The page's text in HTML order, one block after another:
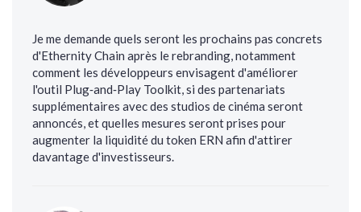
Je me demande quels seront les prochains pas concrets
d'Ethernity Chain après le rebranding, notamment
comment les développeurs envisagent d'améliorer
l'outil Plug‑and‑Play Toolkit, si des partenariats
supplémentaires avec des studios de cinéma seront
annoncés, et quelles mesures seront prises pour
augmenter la liquidité du token ERN afin d'attirer
davantage d'investisseurs.